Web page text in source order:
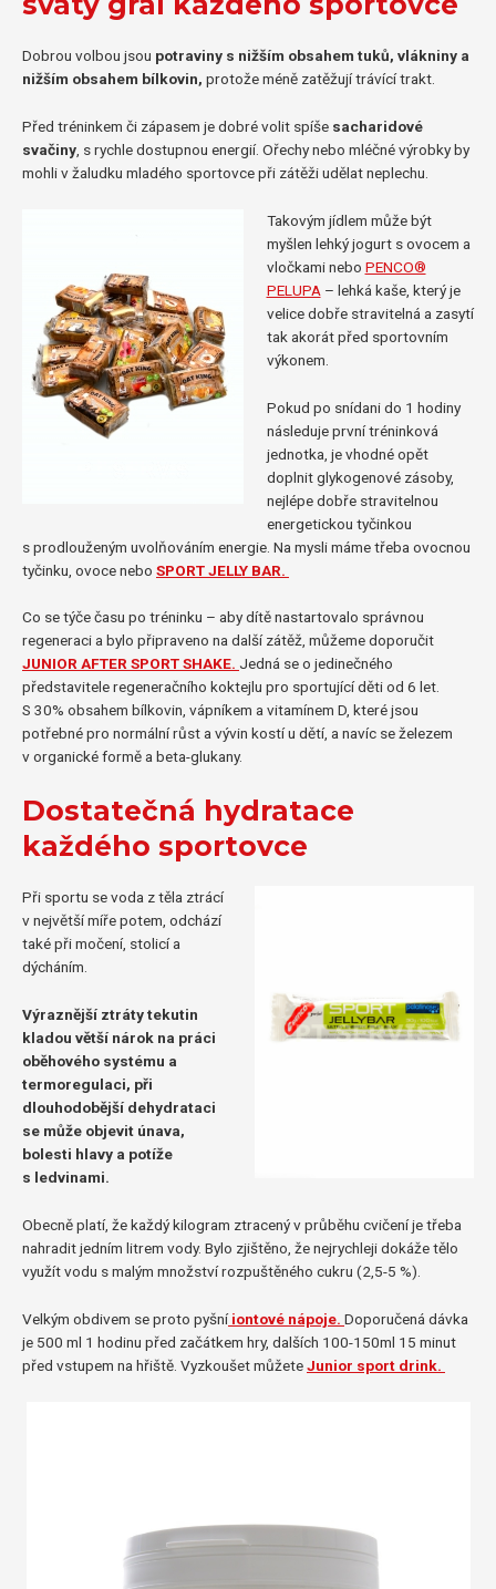
Dobrou volbou jsou potraviny s nižším obsahem tuků, vlákniny a
nižším obsahem bílkovin, protože méně zatěžují trávící trakt.
Před tréninkem či zápasem je dobré volit spíše sacharidové
svačiny , s rychle dostupnou energií. Ořechy nebo mléčné výrobky by
mohli v žaludku mladého sportovce při zátěži udělat neplechu.
Takovým jídlem může být
myšlen lehký jogurt s ovocem a
vločkami nebo PENCO®
PELUPA – lehká kaše, který je
velice dobře stravitelná a zasytí
tak akorát před sportovním
výkonem.
Pokud po snídani do 1 hodiny
následuje první tréninková
jednotka, je vhodné opět
doplnit glykogenové zásoby,
nejlépe dobře stravitelnou
energetickou tyčinkou
s prodlouženým uvolňováním energie. Na mysli máme třeba ovocnou
tyčinku, ovoce nebo SPORT JELLY BAR.
Co se týče času po tréninku – aby dítě nastartovalo správnou
regeneraci a bylo připraveno na další zátěž, můžeme doporučit
JUNIOR AFTER SPORT SHAKE. Jedná se o jedinečného
představitele regeneračního koktejlu pro sportující děti od 6 let.
S 30% obsahem bílkovin, vápníkem a vitamínem D, které jsou
potřebné pro normální růst a vývin kostí u dětí, a navíc se železem
v organické formě a beta-glukany.
Dostatečná hydratace
každého sportovce
Při sportu se voda z těla ztrácí
v největší míře potem, odchází
také při močení, stolicí a
dýcháním.
Výraznější ztráty tekutin
kladou větší nárok na práci
oběhového systému a
termoregulaci, při
dlouhodobější dehydrataci
se může objevit únava,
bolesti hlavy a potíže
s ledvinami.
Obecně platí, že každý kilogram ztracený v průběhu cvičení je třeba
nahradit jedním litrem vody. Bylo zjištěno, že nejrychleji dokáže tělo
využít vodu s malým množství rozpuštěného cukru (2,5-5 %).
Velkým obdivem se proto pyšníiontové nápoje. Doporučená dávka
je 500 ml 1 hodinu před začátkem hry, dalších 100-150ml 15 minut
před vstupem na hřiště. Vyzkoušet můžeteJunior sport drink.